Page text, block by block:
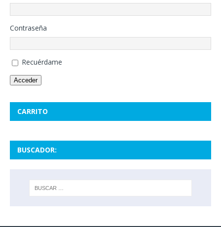
Contraseña
Recuérdame
Acceder
CARRITO
BUSCADOR: